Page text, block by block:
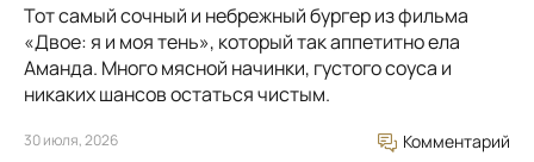
Тот самый сочный и небрежный бургер из фильма
«Двое: я и моя тень», который так аппетитно ела
Аманда. Много мясной начинки, густого соуса и
никаких шансов остаться чистым.
30 июля, 2026 Комментарий